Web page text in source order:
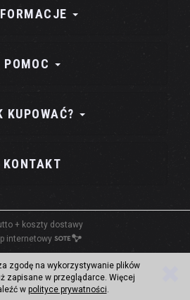
POMOC
KUPOWAĆ?
KONTAKT
+ koszty dostawy
internetowy
zgodę na wykorzystywanie plików
zapisane w przeglądarce. Więcej
w polityce prywatności.